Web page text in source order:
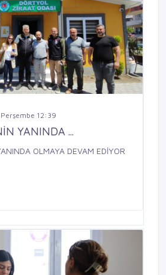
Perşembe 12:39
YANINDA ...
OLMAYA DEVAM EDİYOR